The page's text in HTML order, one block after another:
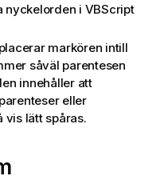
nyckelorden i VBScript
markören intill
såväl parentesen
innehåller att
eller
vis lätt spåras.